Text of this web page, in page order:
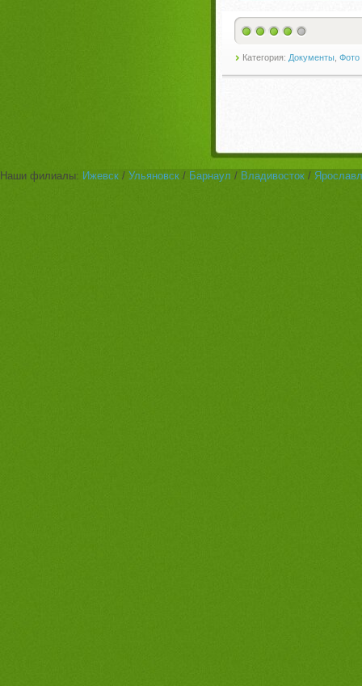
Категория: Документы Фото
Наши филиалы: Ижевск / Ульяновск / Барнаул / Владивосток /